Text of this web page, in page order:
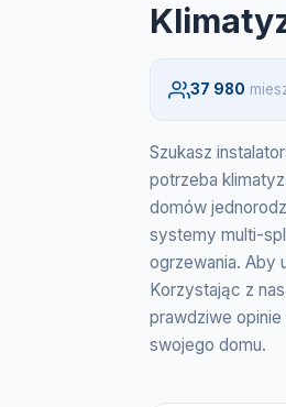
37 980
Szukasz
potrzeba
domów
systemy multi-
ogrzewania. Aby
Korzystając z
prawdziwe
swojego domu.